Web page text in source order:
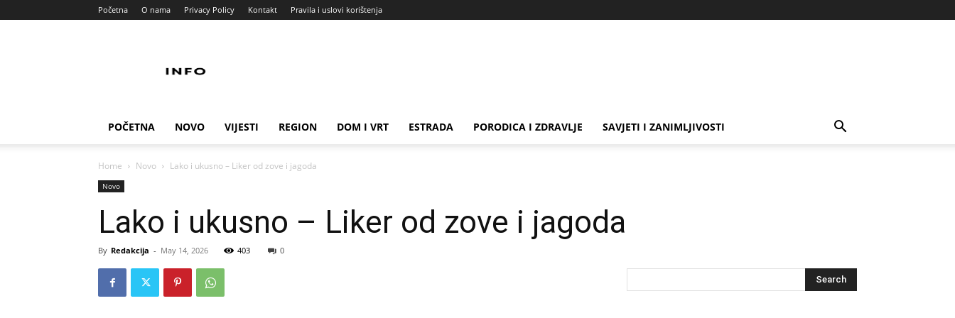
Početna O nama Privacy Policy Kontakt Pravila i uslovi korištenja
POČETNA NOVO VIJESTI REGION DOM I VRT ESTRADA PORODICA I ZDRAVLJE SAVJETI I ZANIMLJIVOSTI
Home Novo Lako i ukusno – Liker od zove i jagoda
Novo
Lako i ukusno – Liker od zove i jagoda
By Redakcija - May 14, 2026 403 0